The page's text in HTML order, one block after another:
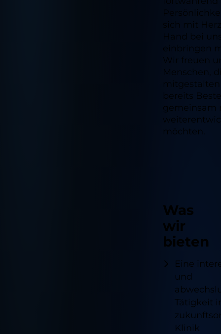
sich mit
Hand bei
einbringen
Wir freuen
Menschen,
bereits
gemeinsam
möchten.
Was
wir
bieten
Eine
und
Tätigkeit
Klinik